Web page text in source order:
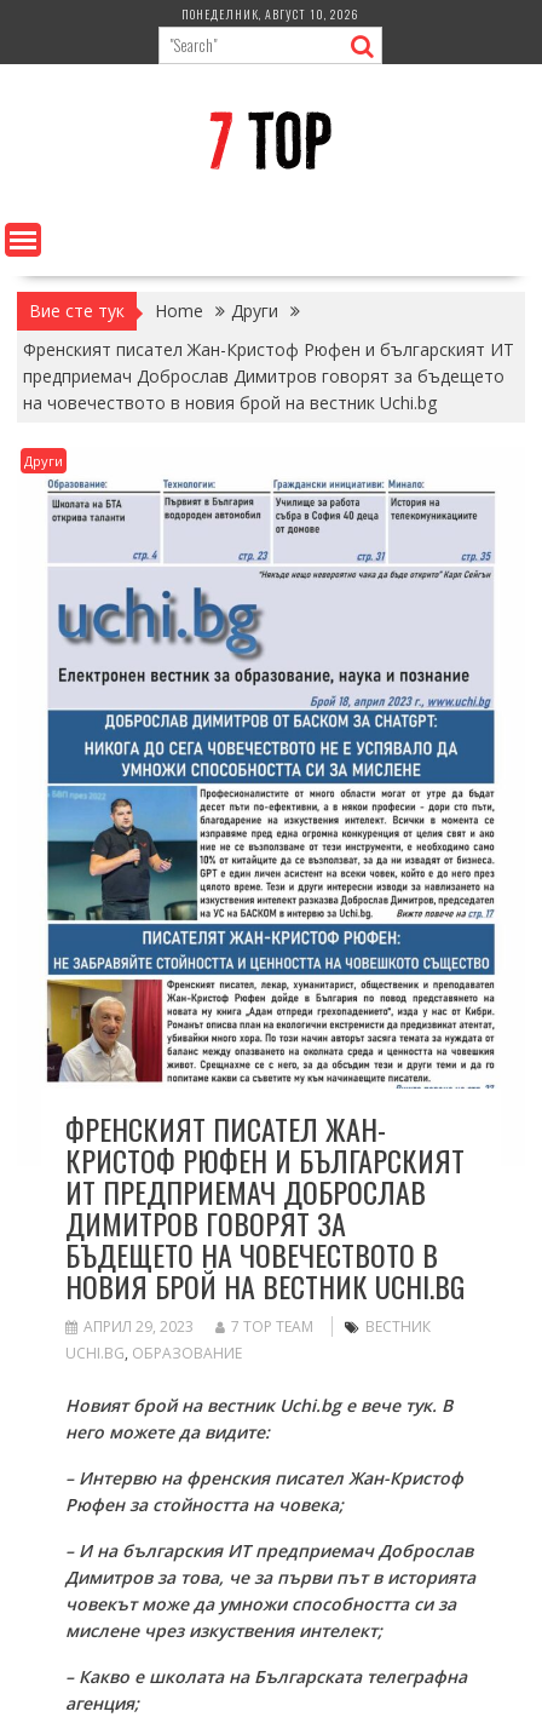
content
ПОНЕДЕЛНИК, АВГУСТ 10, 2026
Вие сте тук Home
Други
Френският писател Жан-Кристоф Рюфен и българският ИТ
предприемач Доброслав Димитров говорят за бъдещето
на човечеството в новия брой на вестник Uchi.bg
Други
ФРЕНСКИЯТ ПИСАТЕЛ ЖАН-
КРИСТОФ РЮФЕН И БЪЛГАРСКИЯТ
ИТ ПРЕДПРИЕМАЧ ДОБРОСЛАВ
ДИМИТРОВ ГОВОРЯТ ЗА
БЪДЕЩЕТО НА ЧОВЕЧЕСТВОТО В
НОВИЯ БРОЙ НА ВЕСТНИК UCHI.BG
АПРИЛ 29, 2023 7 TOP TEAM
ВЕСТНИК
UCHI.BG, ОБРАЗОВАНИЕ
Новият брой на вестник Uchi.bg е вече тук. В
него можете да видите:
– Интервю на френския писател Жан-Кристоф
Рюфен за стойността на човека;
– И на българския ИТ предприемач Доброслав
Димитров за това, че за първи път в историята
човекът може да умножи способността си за
мислене чрез изкуствения интелект;
– Какво е школата на Българската телеграфна
агенция;